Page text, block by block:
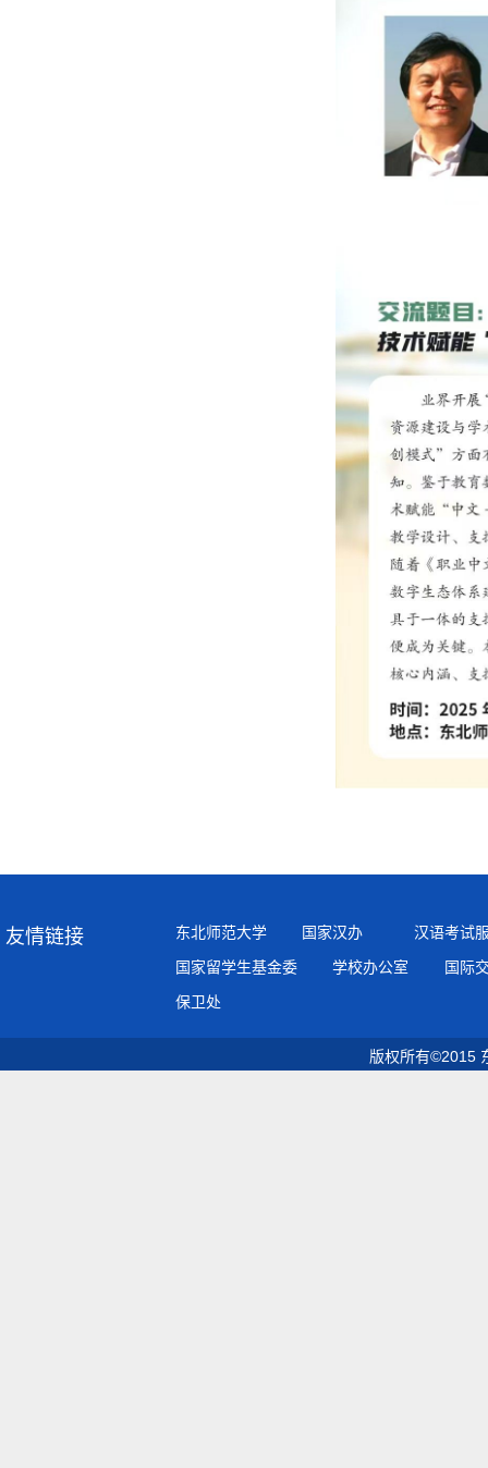
友情链接 东北师范大学 国家汉办
汉语考试
国家留学生基金委
学校办公室
国际
保卫处
版权所有©2015